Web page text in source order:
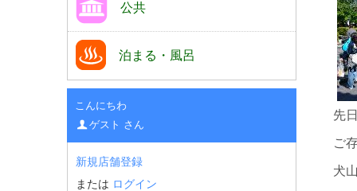
先
ご
犬
公共
泊まる・風呂
こんにちわ
ゲスト さん
新規店舗登録
または ログイン